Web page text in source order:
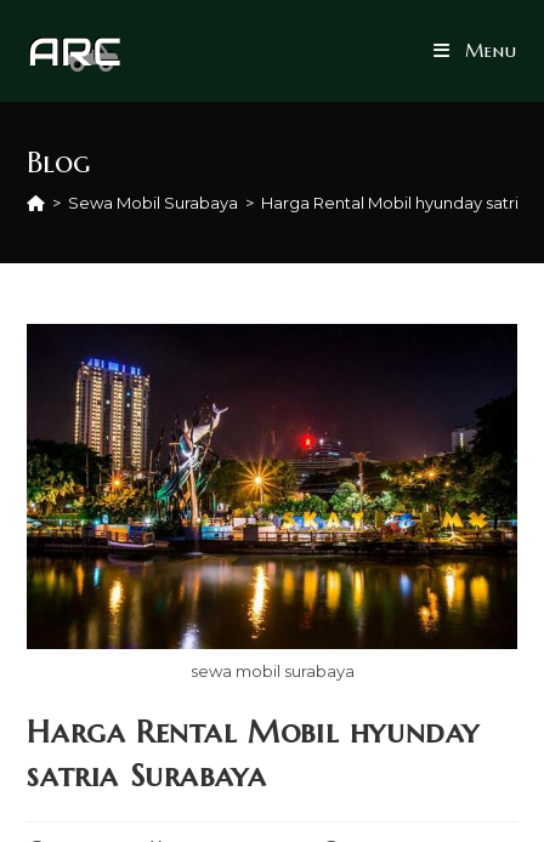
Menu
Blog
> Sewa Mobil Surabaya > Harga Rental Mobil hyunday satria
sewa mobil surabaya
Harga Rental Mobil hyunday
satria Surabaya